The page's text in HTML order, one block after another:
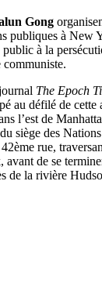
Gong
publiques à New
à la
communiste.
The Epoch
au défilé de
l’est de
siège des
rue,
de se
de la rivière